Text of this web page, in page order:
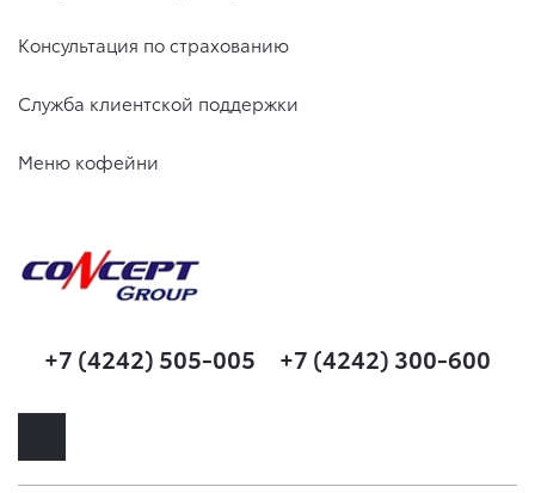
Консультация по страхованию
Служба клиентской поддержки
Меню кофейни
+7 (4242) 505-005 +7 (4242) 300-600